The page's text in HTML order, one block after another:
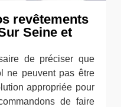
revêtements
Seine et
de préciser que
ne peuvent pas être
appropriée pour
de faire